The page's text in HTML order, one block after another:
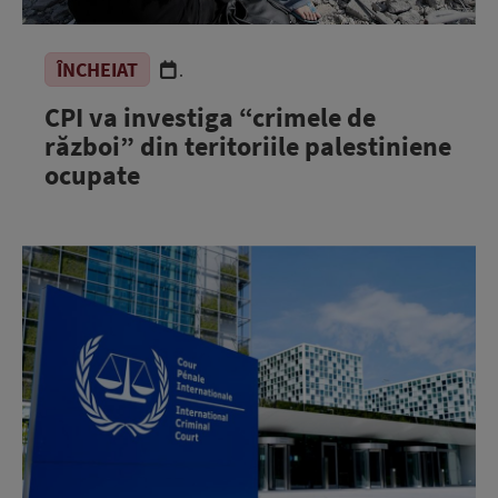
ÎNCHEIAT .
CPI va investiga “crimele de
război” din teritoriile palestiniene
ocupate